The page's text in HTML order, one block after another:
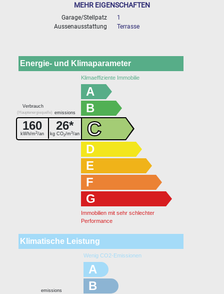
MEHR EIGENSCHAFTEN
Garage/Stellpatz
1
Aussenausstattung
Terrasse
Energie- und Klimaparameter
Klimaeffiziente Immobilie
A
B
C
Verbrauch
(Hauptenergiequelle) emissions
160
kWh/m2/an
26*
kg CO2/m3/an
D
E
F
G
Immobilien mit sehr schlechter
Performance
Klimatische Leistung
Wenig CO2-Emissionen
A
B
emissions